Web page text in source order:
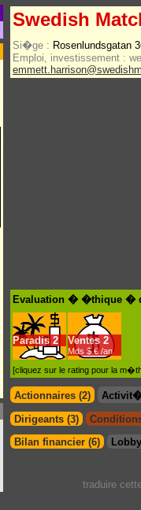
Swedish
Si�ge : Rosenlundsgatan
Emploi, investissement :
Evaluation � �thique �
Paradis 2 Ventes 2
Mds $.€ /an
[cliquez sur le rating pour la
Actionnaires (2)
Dirigeants (3)
Bilan financier (6)
traduire